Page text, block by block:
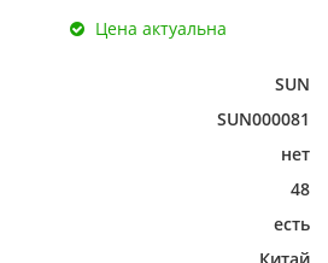
Цена актуальна
SUN
SUN000081
нет
48
есть
Китай